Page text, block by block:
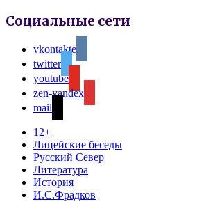
Социальные сети
vkontakte
twitter
youtube
zen-yandex
mail
12+
Лицейские беседы
Русский Север
Литература
История
И.С.Фрадков